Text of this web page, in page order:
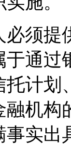
必须
通过
计划
机构
事实